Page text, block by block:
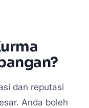
dan reputasi
Anda boleh